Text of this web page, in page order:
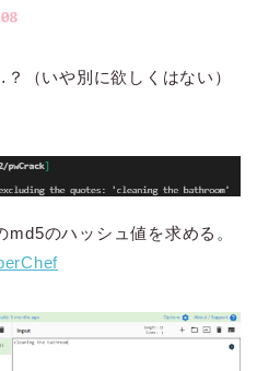
（いや別に欲しくはない）
md5のハッシュ値を求める。